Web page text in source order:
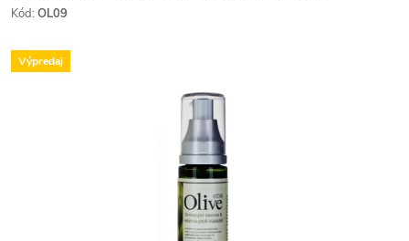
Kód: OL09
Výpredaj